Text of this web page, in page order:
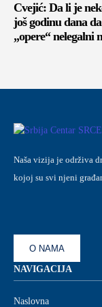
Cvejić: Da li je
još godinu dana da
„opere“ nelegalni
Naša vizija je održiva
kojoj su svi njeni
O NAMA
NAVIGACIJA
Naslovna